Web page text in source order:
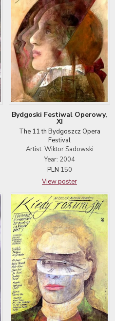
Bydgoski Festiwal Operowy,
XI
The 11 th Bydgoszcz Opera
Festival
Artist: Wiktor Sadowski
Year: 2004
PLN 150
View poster